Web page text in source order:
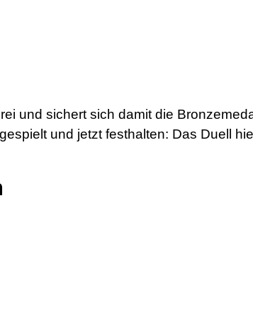
und sichert sich damit die
und jetzt festhalten: Das Duell